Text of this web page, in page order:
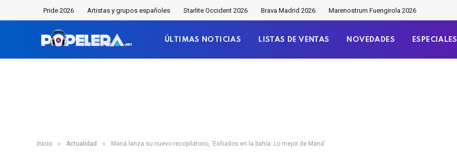
Pride 2026 Artistas y grupos españoles Starlite Occident 2026 Brava Madrid 2026 Marenostrum Fuengirola 2026
ÚLTIMAS NOTICIAS LISTAS DE VENTAS NOVEDADES ESPECIALES
Inicio » Actualidad » Maná lanza su nuevo recopilatorio, ‘Exiliados en la bahía: Lo mejor de Maná’